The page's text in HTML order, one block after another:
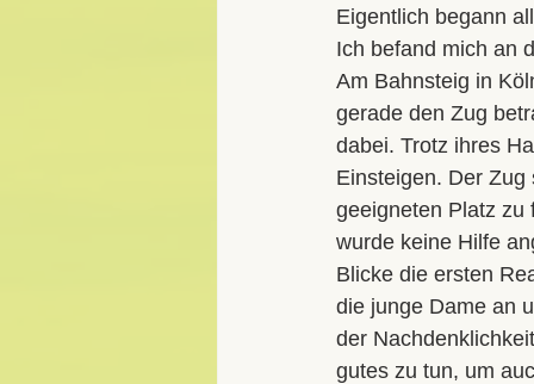
Selbstverteidigung Beruf Ken
Eigentlich begann
Ich befand mich an
Am Bahnsteig in
gerade den Zug
dabei. Trotz ihres
Einsteigen. Der
geeigneten Platz
wurde keine Hilfe
Blicke die ersten
die junge Dame an
der
gutes zu tun, um